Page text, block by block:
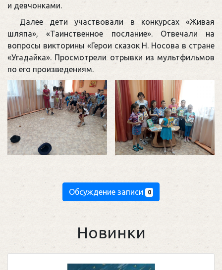
и девчонками.
Далее дети участвовали в конкурсах «Живая
шляпа», «Таинственное послание». Отвечали на
вопросы викторины «Герои сказок Н. Носова в стране
«Угадайка». Просмотрели отрывки из мультфильмов
по его произведениям.
Обсуждение записи 0
Новинки